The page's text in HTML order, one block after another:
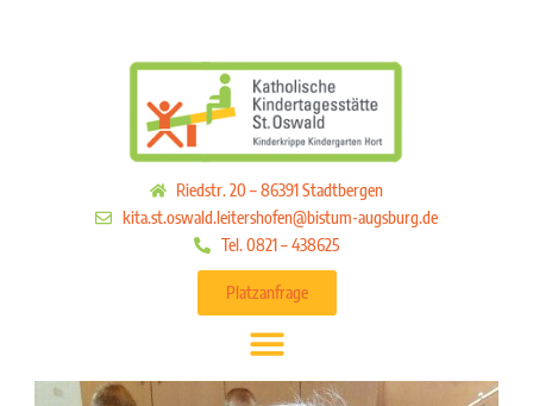
Riedstr. 20 – 86391 Stadtbergen
kita.st.oswald.leitershofen@bistum-augsburg.de
Tel. 0821 – 438625
Platzanfrage